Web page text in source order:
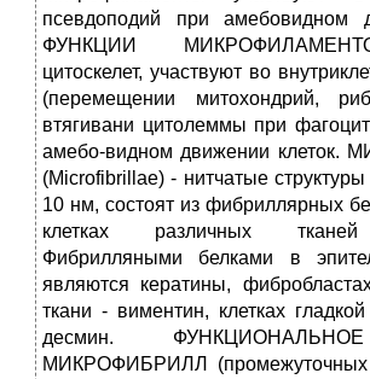
псевдоподий при амебовидном
ФУНКЦИИ
цитоскелет, участвуют во
(перемещении митохондрий,
втягивани цитолеммы при
амебо-видном движении
(Microfibrillae) - нитчатые
10 нм, состоят из фибриллярных
клетках различных тканей
Фибрилляными белками в
являются кератины,
ткани - виментин, клетках
десмин.
МИКРОФИБРИЛЛ (промежуточных